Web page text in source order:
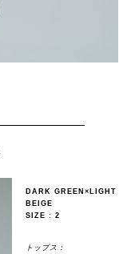
DARK GREEN×LIGHT
BEIGE
SIZE : 2
トップス：